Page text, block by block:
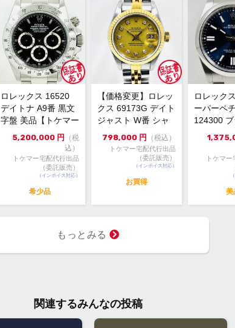
フルコ
コメント
・価格
る』よ
・価格
・専用
ロレックス 16520
デイトナ A9番 黒文
字盤 美品【トケマー
宅配出品（委託販...
5,200,000 円
（税
込）
トケマー宅配代行出品
（委託販売）
（インボイス対応）
希少品
【価格変更】ロレッ
クス 69173G デイト
ジャスト W番 シャ
ンパンゴールド 中...
798,000 円 （税込）
トケマー宅配代行出品
（委託販売）
（インボイス対応）
お買得
ロレック
ーパーペ
124300
ルー 2024
トケマ
美
もっとみる
関連するみんなの投稿